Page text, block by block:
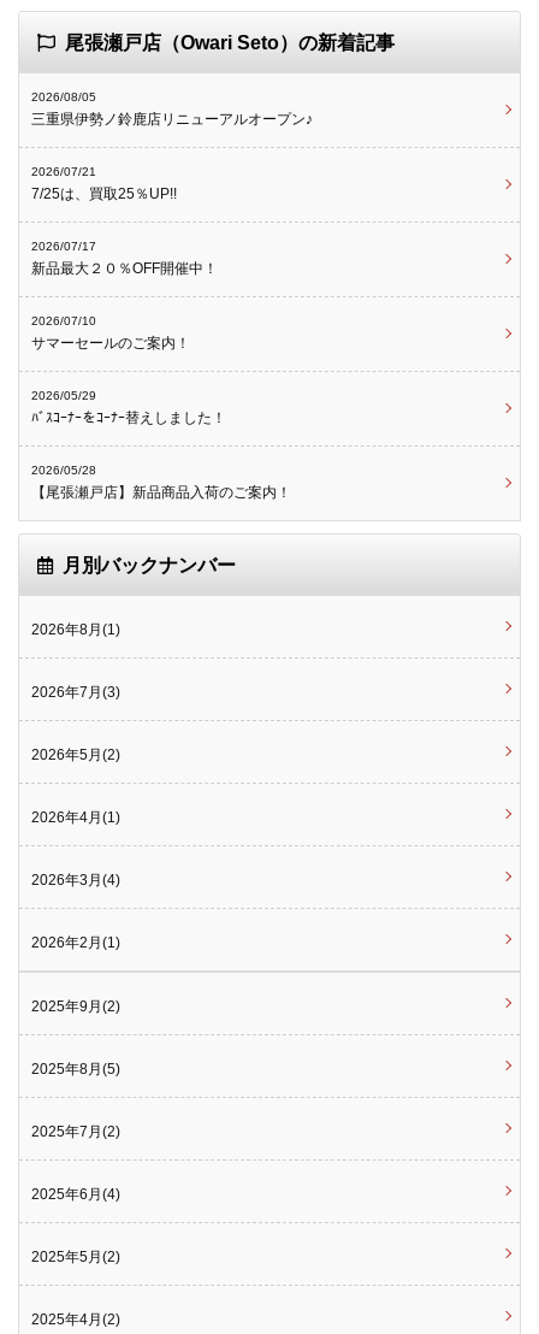
尾張瀬戸店（Owari Seto）の新着記事
2026/08/05
三重県伊勢ノ鈴鹿店リニューアルオープン♪
2026/07/21
7/25は、買取25％UP!!
2026/07/17
新品最大２０％OFF開催中！
2026/07/10
サマーセールのご案内！
2026/05/29
ﾊﾞｽｺｰﾅｰをｺｰﾅｰ替えしました！
2026/05/28
【尾張瀬戸店】新品商品入荷のご案内！
月別バックナンバー
2026年8月(1)
2026年7月(3)
2026年5月(2)
2026年4月(1)
2026年3月(4)
2026年2月(1)
2025年9月(2)
2025年8月(5)
2025年7月(2)
2025年6月(4)
2025年5月(2)
2025年4月(2)